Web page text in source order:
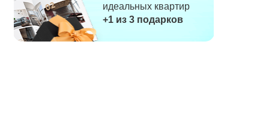
идеальных квартир
+1 из 3 подарков